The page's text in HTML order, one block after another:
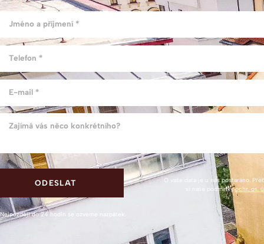
Jméno a příjmení *
Telefon *
E-mail *
Zajímá vás něco konkrétního?
Nejpozději do 24 hodin se ozveme nazpátek.
O vaše data je u nás postaráno.
si naše podmínkyochr. os.